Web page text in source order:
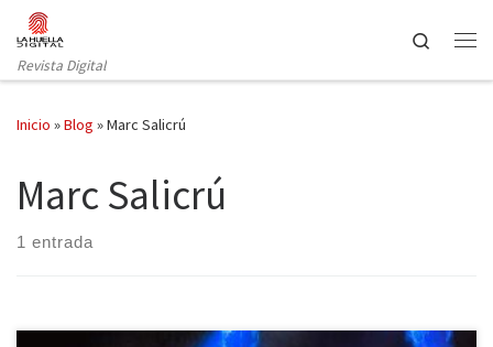
Saltar al contenido
Revista Digital
Search
Inicio »Blog »Marc Salicrú
Marc Salicrú
1 entrada